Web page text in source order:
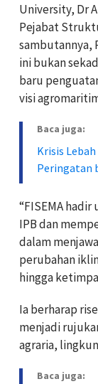
University, Dr
Pejabat
sambutannya,
ini bukan
baru
visi
Baca juga:
Krisis
Peringatan
“FISEMA
IPB dan
dalam
perubahan
hingga
Ia berharap
menjadi
agraria,
Baca juga: